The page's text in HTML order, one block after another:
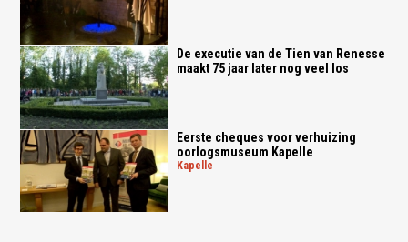
De executie van de Tien van Renesse
maakt 75 jaar later nog veel los
Eerste cheques voor verhuizing
oorlogsmuseum Kapelle
kapelle